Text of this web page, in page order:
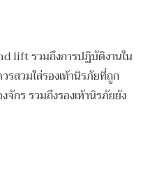
lift รวมถึงการปฏิบัติงานใน
รสวมใส่รองเท้านิรภัยที่ถูก
กร รวมถึงรองเท้านิรภัยยัง